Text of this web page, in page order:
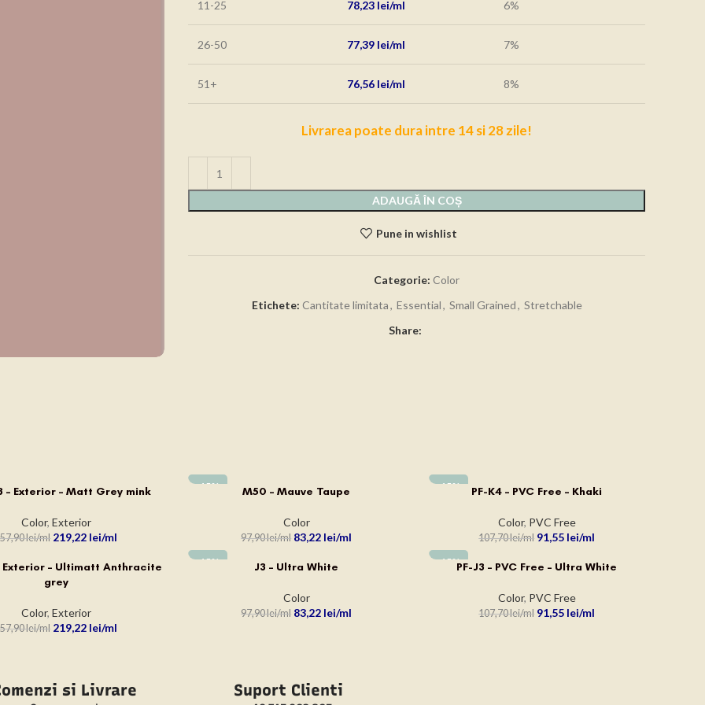
11-25 78,23 lei 6%
26-50 77,39 lei 7%
51+ 76,56 lei 8%
Livrarea poate dura intre 14 si 28 zile!
ADAUGĂ ÎN COȘ
Pune in wishlist
Categorie: Color
Etichete: Cantitate limitata, Essential, Small Grained, Stretchable
Share:
COȘ
– Exterior – Matt Grey mink
Color, Exterior
lei 219,22 lei
-15%
ADAUGĂ ÎN COȘM50 – Mauve Taupe
Color
97,90lei 83,22 lei
-15%
ADAUGĂ ÎN COȘPF-K4 – PVC Free – Khaki
Color, PVC Free
107,70lei 91,55 lei
COȘ
Exterior – Ultimatt Anthracite
grey
Color, Exterior
lei 219,22 lei
-15%
ADAUGĂ ÎN COȘJ3 – Ultra White
Color
97,90lei 83,22 lei
-15%
ADAUGĂ ÎN COȘ
PF-J3 – PVC Free – Ultra White
Color, PVC Free
107,70lei 91,55 lei
si Livrare Suport Clienti